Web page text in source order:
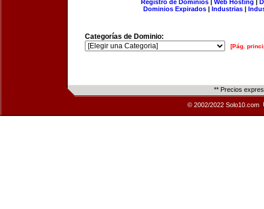
Registro de Dominios| Web Hosting |
Dominios Expirados | Industrias |
Categorías de Dominio:
[Pág.
** Precios
© 2002/2022 Solo10.com